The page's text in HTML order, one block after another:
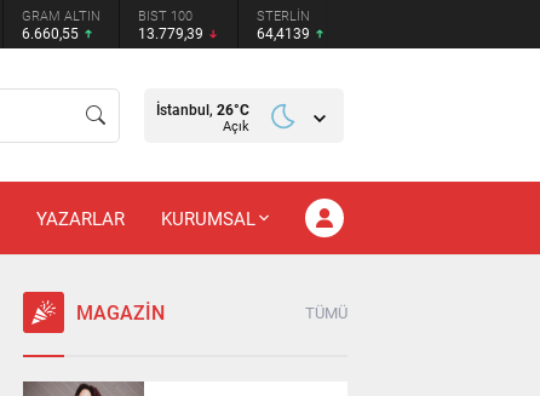
GRAM ALTIN
6.660,55
BIST 100
13.779,39
STERLİN
64,4139
İstanbul, 26°C
Açık
YAZARLAR KURUMSAL
MAGAZİN TÜMÜ